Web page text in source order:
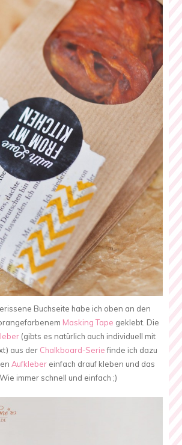
Buchseite habe ich oben an den
Masking Tape geklebt. Die
(gibts es natürlich auch individuell mit
aus der Chalkboard-Seriefinde ich dazu
Aufkleber einfach drauf kleben und das
immer schnell und einfach ;)